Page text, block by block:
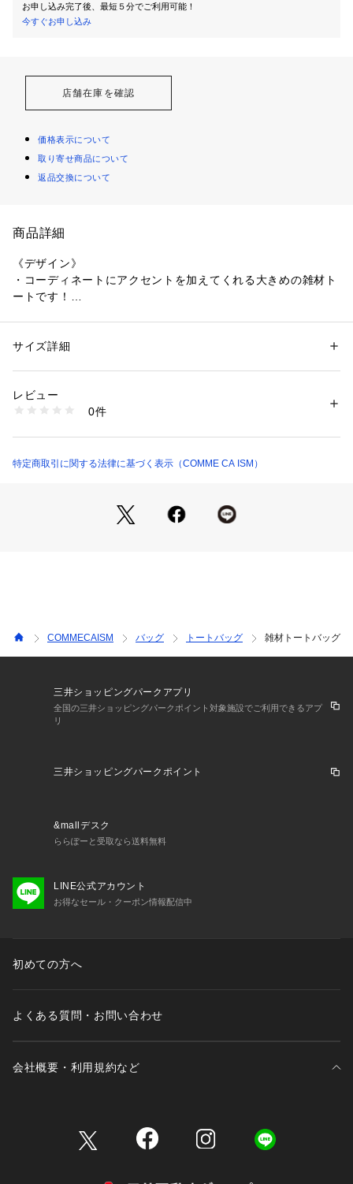
お申し込み完了後、最短５分でご利用可能！
今すぐお申し込み
店舗在庫を確認
価格表示について
取り寄せ商品について
返品交換について
商品詳細
《デザイン》
・コーディネートにアクセントを加えてくれる大きめの雑材ト
ートです！
汚れがついても簡単に拭き取れるため、清潔に保つことができ
《素材》
本体：編み込み風の雑材素材
《仕様》
この商品は摩擦や汗、雨などにより色落ちする場合がありま
性別：レディース
素材：表面：ポリエチレン裏面：塩化ビニル樹脂持ち手部分塩化ビニル樹
生産国：中国
1331200011933
サイズ詳細
レビュー
0件
特定商取引に関する法律に基づく表示（COMME CA ISM）
COMMECAISM バッグ トートバッグ 雑材トートバッグ
三井ショッピングパークアプリ
全国の三井ショッピングパークポイント対象施設でご利用できるアプ
リ
三井ショッピングパークポイント
&mallデスク
ららぽーと受取なら送料無料
LINE公式アカウント
お得なセール・クーポン情報配信中
初めての方へ
よくある質問・お問い合わせ
会社概要・利用規約など